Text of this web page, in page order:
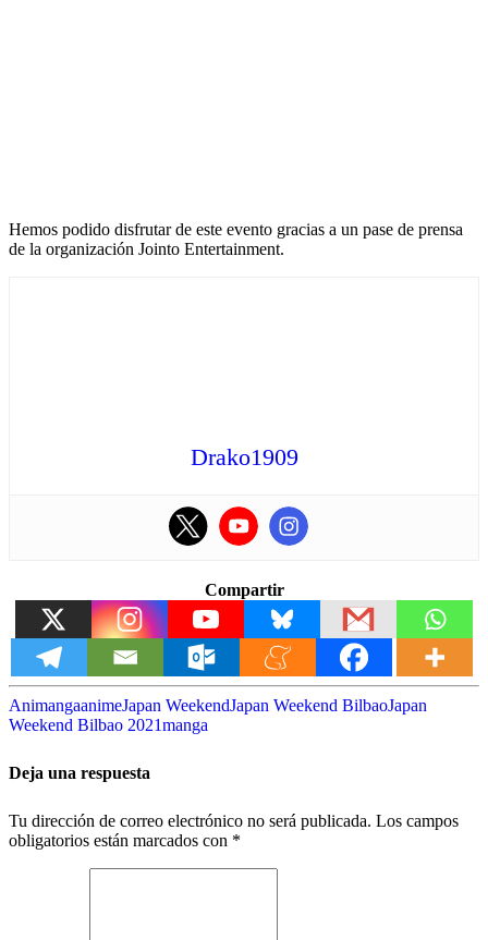
Hemos podido disfrutar de este evento gracias a un pase de prensa
de la organización Jointo Entertainment.
Drako1909
Compartir
AnimangaanimeJapan WeekendJapan Weekend BilbaoJapan
Weekend Bilbao 2021manga
Deja una respuesta
Tu dirección de correo electrónico no será publicada. Los campos
obligatorios están marcados con *